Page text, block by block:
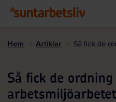
till
Hem Artiklar Så fick de
Så fick de ordning
arbetsmiljöarbetet